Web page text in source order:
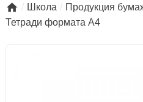
 Школа Продукция
Тетради формата А4